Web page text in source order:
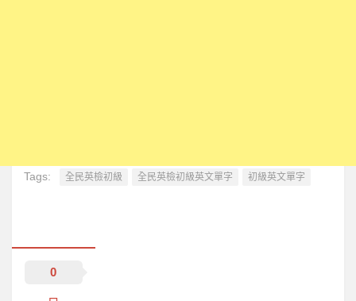
看義拼形練習與測驗
Tags: 全民英檢初級 全民英檢初級英文單字 初級英文單字
0